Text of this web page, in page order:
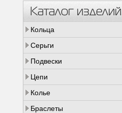
Каталог изделий
Кольца
Серьги
Подвески
Цепи
Колье
Браслеты